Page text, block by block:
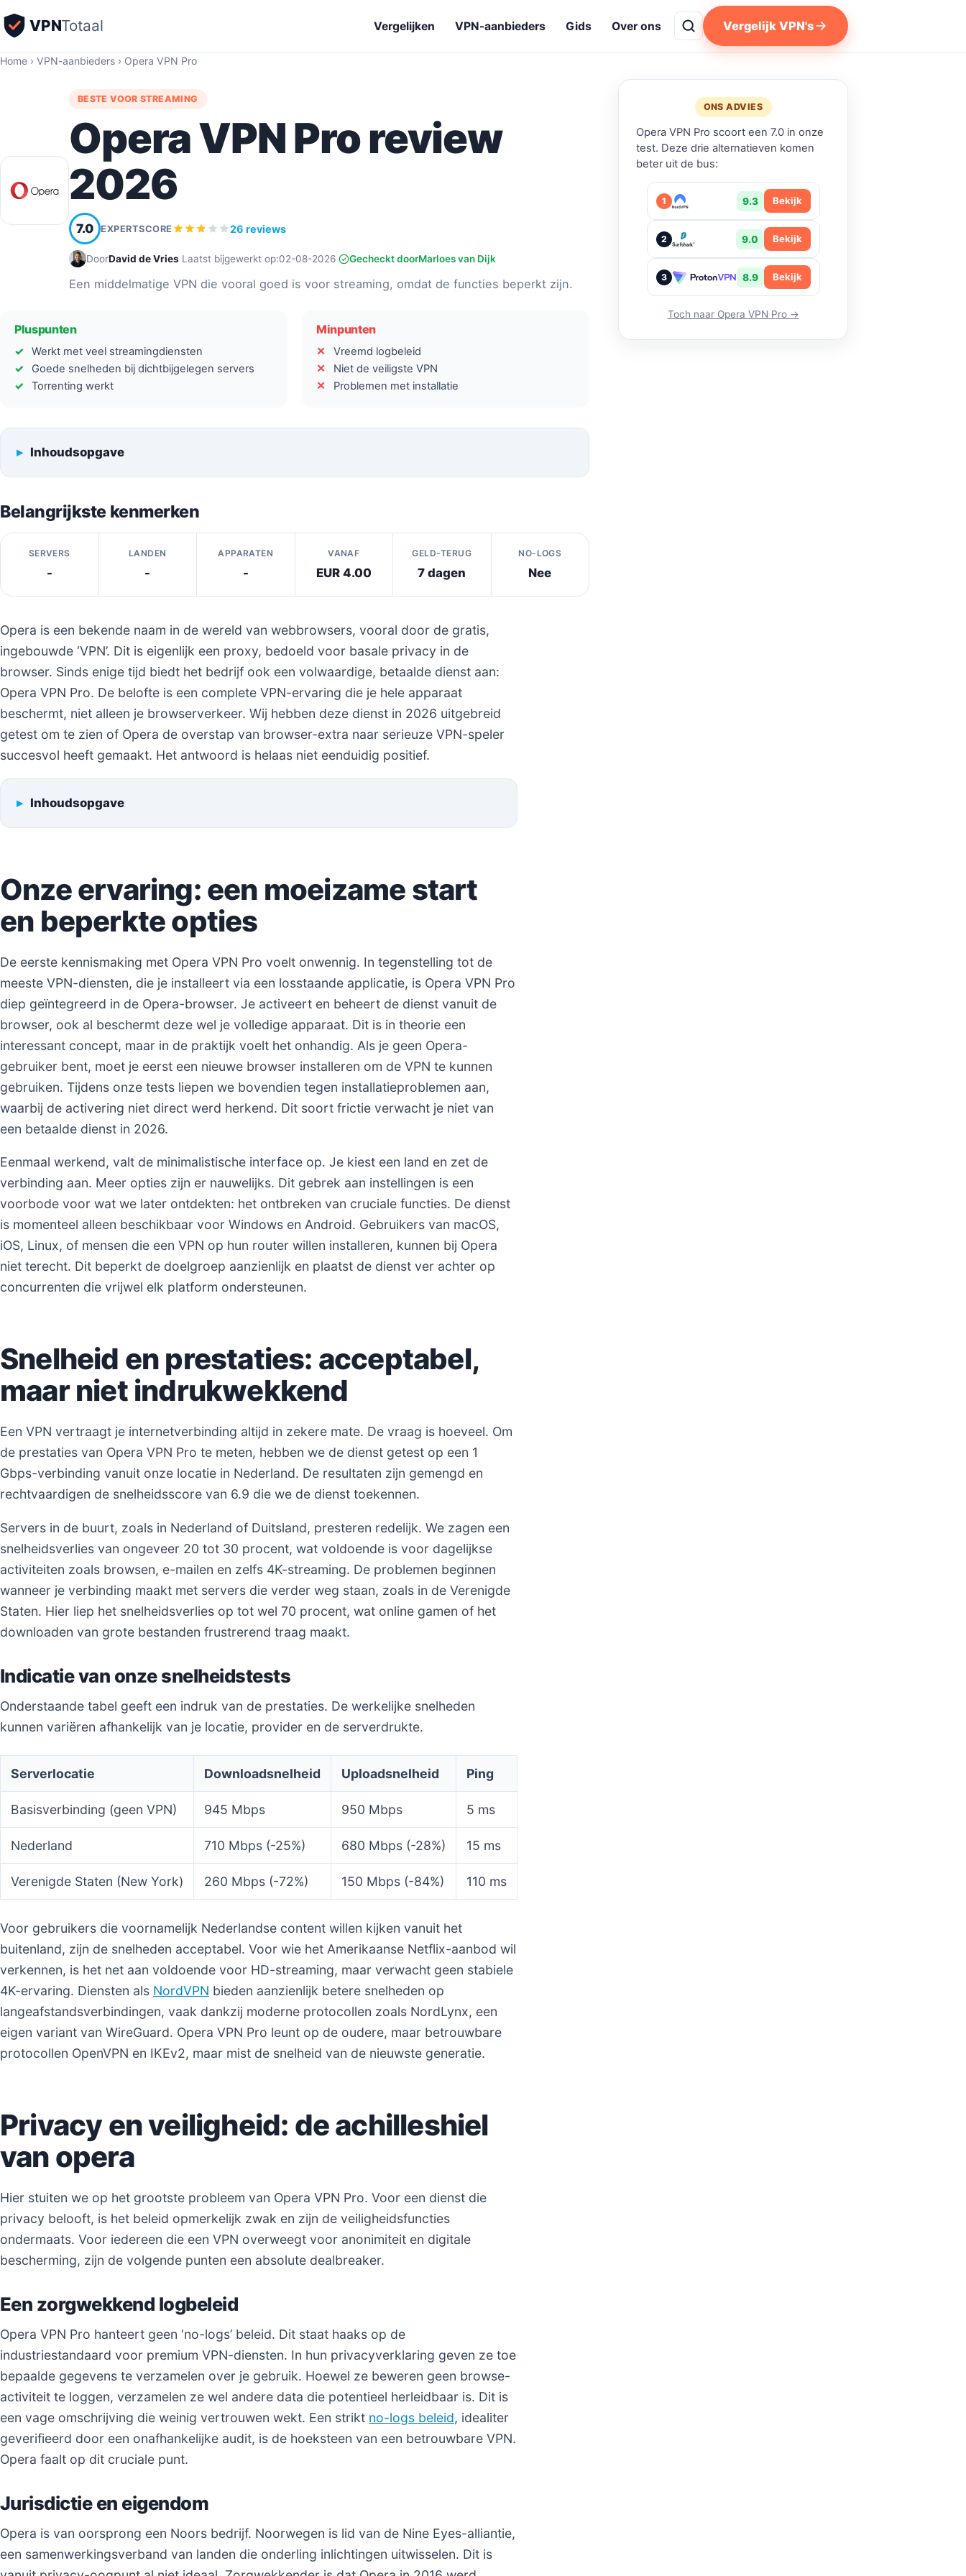
VPNTotaal Vergelijken VPN-aanbieders Gids Over ons Vergelijk VPN's
Home › VPN-aanbieders › Opera VPN Pro
BESTE VOOR STREAMING
Opera VPN Pro review
2026
7.0 EXPERTSCORE 26 reviews
DoorDavid de Vries·Laatst bijgewerkt op:02-08-2026· Gecheckt doorMarloes van Dijk
Een middelmatige VPN die vooral goed is voor streaming, omdat de functies beperkt zijn.
Pluspunten
Werkt met veel streamingdiensten
Goede snelheden bij dichtbijgelegen servers
Torrenting werkt
Minpunten
Vreemd logbeleid
Niet de veiligste VPN
Problemen met installatie
Inhoudsopgave
Belangrijkste kenmerken
SERVERS
-
LANDEN
-
APPARATEN
-
VANAF
EUR 4.00
GELD-TERUG
7 dagen
NO-LOGS
Nee
Opera is een bekende naam in de wereld van webbrowsers, vooral door de gratis,
ingebouwde ‘VPN’. Dit is eigenlijk een proxy, bedoeld voor basale privacy in de
browser. Sinds enige tijd biedt het bedrijf ook een volwaardige, betaalde dienst aan:
Opera VPN Pro. De belofte is een complete VPN-ervaring die je hele apparaat
beschermt, niet alleen je browserverkeer. Wij hebben deze dienst in 2026 uitgebreid
getest om te zien of Opera de overstap van browser-extra naar serieuze VPN-speler
succesvol heeft gemaakt. Het antwoord is helaas niet eenduidig positief.
Inhoudsopgave
Onze ervaring: een moeizame start
en beperkte opties
De eerste kennismaking met Opera VPN Pro voelt onwennig. In tegenstelling tot de
meeste VPN-diensten, die je installeert via een losstaande applicatie, is Opera VPN Pro
diep geïntegreerd in de Opera-browser. Je activeert en beheert de dienst vanuit de
browser, ook al beschermt deze wel je volledige apparaat. Dit is in theorie een
interessant concept, maar in de praktijk voelt het onhandig. Als je geen Opera-
gebruiker bent, moet je eerst een nieuwe browser installeren om de VPN te kunnen
gebruiken. Tijdens onze tests liepen we bovendien tegen installatieproblemen aan,
waarbij de activering niet direct werd herkend. Dit soort frictie verwacht je niet van
een betaalde dienst in 2026.
Eenmaal werkend, valt de minimalistische interface op. Je kiest een land en zet de
verbinding aan. Meer opties zijn er nauwelijks. Dit gebrek aan instellingen is een
voorbode voor wat we later ontdekten: het ontbreken van cruciale functies. De dienst
is momenteel alleen beschikbaar voor Windows en Android. Gebruikers van macOS,
iOS, Linux, of mensen die een VPN op hun router willen installeren, kunnen bij Opera
niet terecht. Dit beperkt de doelgroep aanzienlijk en plaatst de dienst ver achter op
concurrenten die vrijwel elk platform ondersteunen.
Snelheid en prestaties: acceptabel,
maar niet indrukwekkend
Een VPN vertraagt je internetverbinding altijd in zekere mate. De vraag is hoeveel. Om
de prestaties van Opera VPN Pro te meten, hebben we de dienst getest op een 1
Gbps-verbinding vanuit onze locatie in Nederland. De resultaten zijn gemengd en
rechtvaardigen de snelheidsscore van 6.9 die we de dienst toekennen.
Servers in de buurt, zoals in Nederland of Duitsland, presteren redelijk. We zagen een
snelheidsverlies van ongeveer 20 tot 30 procent, wat voldoende is voor dagelijkse
activiteiten zoals browsen, e-mailen en zelfs 4K-streaming. De problemen beginnen
wanneer je verbinding maakt met servers die verder weg staan, zoals in de Verenigde
Staten. Hier liep het snelheidsverlies op tot wel 70 procent, wat online gamen of het
downloaden van grote bestanden frustrerend traag maakt.
Indicatie van onze snelheidstests
Onderstaande tabel geeft een indruk van de prestaties. De werkelijke snelheden
kunnen variëren afhankelijk van je locatie, provider en de serverdrukte.
Serverlocatie Downloadsnelheid Uploadsnelheid Ping
Basisverbinding (geen VPN) 945 Mbps 950 Mbps 5 ms
Nederland 710 Mbps (-25%) 680 Mbps (-28%) 15 ms
Verenigde Staten (New York) 260 Mbps (-72%) 150 Mbps (-84%) 110 ms
Voor gebruikers die voornamelijk Nederlandse content willen kijken vanuit het
buitenland, zijn de snelheden acceptabel. Voor wie het Amerikaanse Netflix-aanbod wil
verkennen, is het net aan voldoende voor HD-streaming, maar verwacht geen stabiele
4K-ervaring. Diensten als NordVPN bieden aanzienlijk betere snelheden op
langeafstandsverbindingen, vaak dankzij moderne protocollen zoals NordLynx, een
eigen variant van WireGuard. Opera VPN Pro leunt op de oudere, maar betrouwbare
protocollen OpenVPN en IKEv2, maar mist de snelheid van de nieuwste generatie.
Privacy en veiligheid: de achilleshiel
van opera
Hier stuiten we op het grootste probleem van Opera VPN Pro. Voor een dienst die
privacy belooft, is het beleid opmerkelijk zwak en zijn de veiligheidsfuncties
ondermaats. Voor iedereen die een VPN overweegt voor anonimiteit en digitale
bescherming, zijn de volgende punten een absolute dealbreaker.
Een zorgwekkend logbeleid
Opera VPN Pro hanteert geen ‘no-logs’ beleid. Dit staat haaks op de
industriestandaard voor premium VPN-diensten. In hun privacyverklaring geven ze toe
bepaalde gegevens te verzamelen over je gebruik. Hoewel ze beweren geen browse-
activiteit te loggen, verzamelen ze wel andere data die potentieel herleidbaar is. Dit is
een vage omschrijving die weinig vertrouwen wekt. Een strikt no-logs beleid, idealiter
geverifieerd door een onafhankelijke audit, is de hoeksteen van een betrouwbare VPN.
Opera faalt op dit cruciale punt.
Jurisdictie en eigendom
Opera is van oorsprong een Noors bedrijf. Noorwegen is lid van de Nine Eyes-alliantie,
een samenwerkingsverband van landen die onderling inlichtingen uitwisselen. Dit is
ONS ADVIES
Opera VPN Pro scoort een 7.0 in onze
test. Deze drie alternatieven komen
beter uit de bus:
1 9.3 Bekijk
2 9.0 Bekijk
3 8.9 Bekijk
Toch naar Opera VPN Pro →